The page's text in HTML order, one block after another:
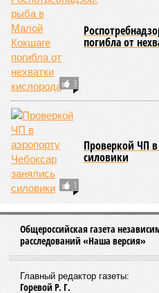
3
погибла от
1
Проверкой ЧП в
силовики
Общероссийская газета
расследований «Наша версия»
Главный редактор газеты:
Горевой Р. Г.